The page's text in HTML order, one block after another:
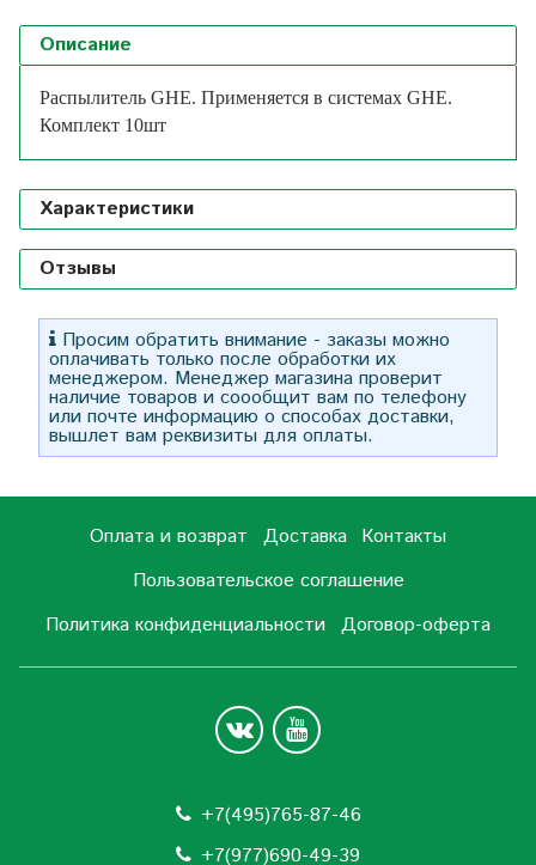
Описание
Распылитель GHE. Применяется в системах GHE.
Комплект 10шт
Характеристики
Отзывы
Просим обратить внимание - заказы можно
оплачивать только после обработки их
менеджером. Менеджер магазина проверит
наличие товаров и соообщит вам по телефону
или почте информацию о способах доставки,
вышлет вам реквизиты для оплаты.
Оплата и возврат Доставка Контакты
Пользовательское соглашение
Политика конфиденциальности Договор-оферта
+7(495)765-87-46
+7(977)690-49-39